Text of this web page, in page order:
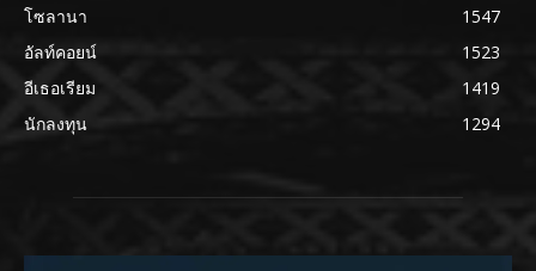
โซลานา
1547
อัลท์คอยน์
1523
อีเธอเรียม
1419
นักลงทุน
1294